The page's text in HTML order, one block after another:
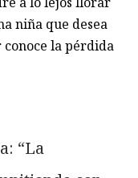
niña que desea
la pérdida
“La